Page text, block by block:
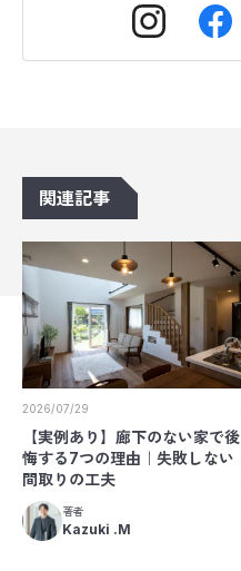
関連記事
2026/07/29
【実例あり】廊下のない家で後
悔する7つの理由｜失敗しない
間取りの工夫
著者
Kazuki .M